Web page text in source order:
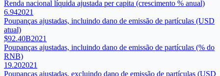
Renda nacional líquida ajustada per capita (crescimento % anual)
6.942021
Poupanças ajustadas, incluindo dano de emissão de partículas (USD
atual)
$92.40B2021
Poupanças ajustadas, incluindo dano de emissão de partículas (% do
RNB)
19.202021
Poupanças ajustadas, excluindo dano de emissão de partículas (USD